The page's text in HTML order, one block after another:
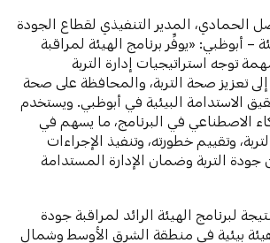
المدير التنفيذي لقطاع الجودة
– أبوظبي: «يوفِّر برنامج الهيئة لمراقبة
توجه استراتيجيات إدارة التربة
تعزيز صحة التربة، والمحافظة على صحة
الاستدامة البيئية في أبوظبي. ويستخدم
الاصطناعي في البرنامج، ما يسهم في
وتقييم خطورته، وتنفيذ الإجراءات
التربة وضمان الإدارة المستدامة
لبرنامج الهيئة الرائد لمراقبة جودة
هيئة بيئية في منطقة الشرق الأوسط وشمال